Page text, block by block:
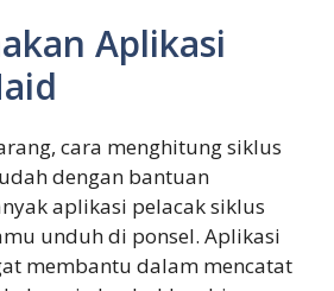
Aplikasi
cara menghitung siklus
dengan bantuan
aplikasi pelacak siklus
unduh di ponsel. Aplikasi
membantu dalam mencatat